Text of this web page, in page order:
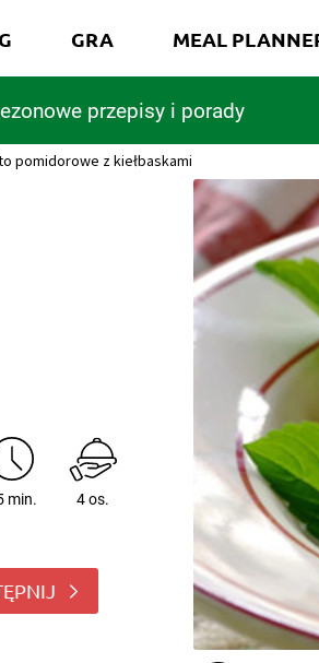
przepisy i porady
GRA MEAL
pomidorowe z kiełbaskami
min. 4 os.